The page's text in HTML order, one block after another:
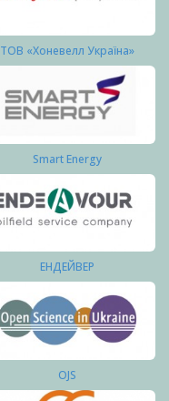
ТОВ «Хоневелл Україна»
Smart Energy
ЕНДЕЙВЕР
OJS